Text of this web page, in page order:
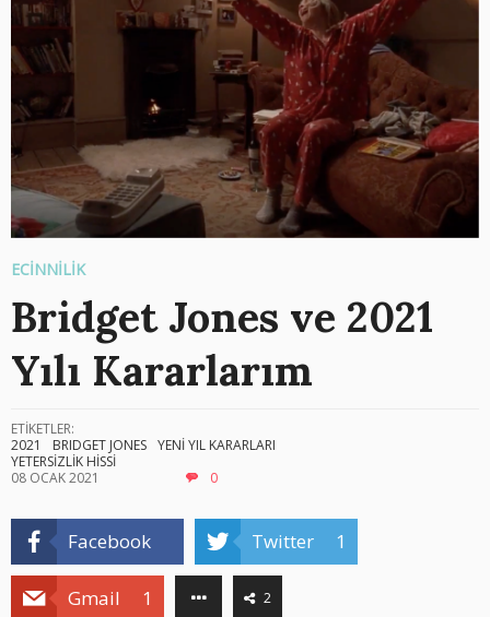
ECİNNİLİK
Bridget Jones ve 2021
Yılı Kararlarım
ETİKETLER:
2021
BRIDGET JONES YENİ YIL KARARLARI
YETERSİZLİK HİSSİ
08 OCAK 2021
0
Facebook Twitter 1
Gmail 1 2